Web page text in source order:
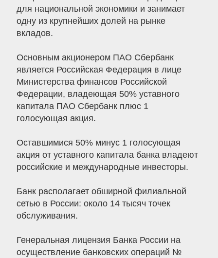
для национальной экономики и занимает
одну из крупнейших долей на рынке
вкладов.
Основным акционером ПАО Сбербанк
является Российская Федерация в лице
Министерства финансов Российской
Федерации, владеющая 50% уставного
капитала ПАО Сбербанк плюс 1
голосующая акция.
Оставшимися 50% минус 1 голосующая
акция от уставного капитала банка владеют
российские и международные инвесторы.
Банк располагает обширной филиальной
сетью в России: около 14 тысяч точек
обслуживания.
Генеральная лицензия Банка России на
осуществление банковских операций №